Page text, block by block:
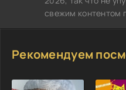
свежим контентом
Рекомендуем